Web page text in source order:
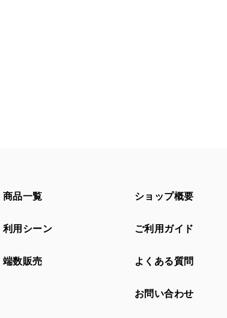
商品一覧
利用シーン
端数販売
ショップ概要
ご利用ガイド
よくある質問
お問い合わせ